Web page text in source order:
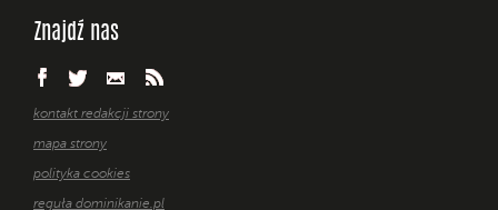
Znajdź nas
kontakt redakcji strony
mapa strony
polityka cookies
reguła dominikanie.pl